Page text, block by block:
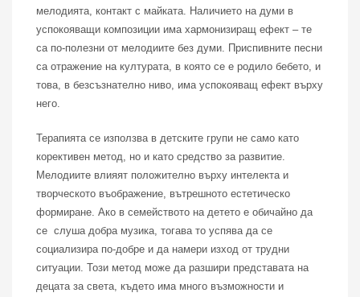
мелодията, контакт с майката. Наличието на думи в
успокояващи композиции има хармонизиращ ефект – те
са по-полезни от мелодиите без думи. Приспивните песни
са отражение на културата, в която се е родило бебето, и
това, в безсъзнателно ниво, има успокояващ ефект върху
него.
Терапията се използва в детските групи не само като
корективен метод, но и като средство за развитие.
Мелодиите влияят положително върху интелекта и
творческото въображение, вътрешното естетическо
формиране. Ако в семейството на детето е обичайно да
се слуша добра музика, тогава то успява да се
социализира по-добре и да намери изход от трудни
ситуации. Този метод може да разшири представата на
децата за света, където има много възможности и